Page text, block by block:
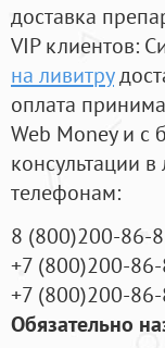
доставка
VIP клиентов:
на ливитру
оплата
Web Money и с
консультации
телефонам:
8 (800)200-86-
+7 (800)200-
+7 (800)200-
Обязательно